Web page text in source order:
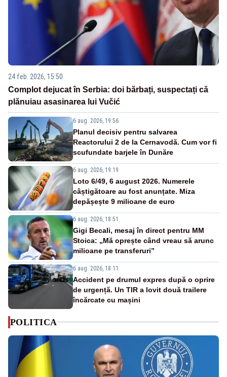
24 feb. 2026, 15:50
Complot dejucat în Serbia: doi bărbați, suspectați că
plănuiau asasinarea lui Vučić
6 aug. 2026, 19:56
Planul decisiv pentru salvarea
Reactorului 2 de la Cernavodă. Cum vor fi
scufundate barjele în Dunăre
6 aug. 2026, 19:19
Loto 6/49, 6 august 2026. Numerele
câștigătoare au fost anunțate. Miza
depășește 9 milioane de euro
6 aug. 2026, 18:51
Gigi Becali, mesaj în direct pentru MM
Stoica: „Mă oprește când vreau să arunc
milioane pe transferuri”
6 aug. 2026, 18:11
Accident pe drumul expres după o oprire
de urgență. Un TIR a lovit două trailere
încărcate cu mașini
POLITICA